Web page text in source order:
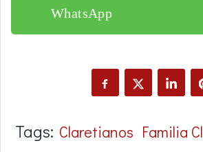
WhatsApp
Tags: Claretianos Familia